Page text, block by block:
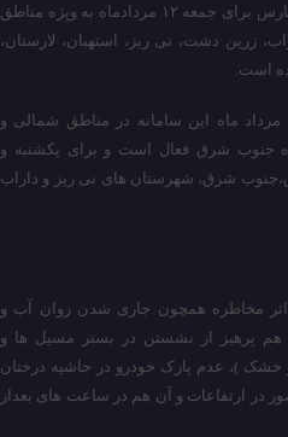
سامانه جدید بارش تابستانه در استان فارس برای جمعه ۱۲ مردادماه به ویِژه مناطق
زرین دشت، نی ریز، استهبان، لارستان،
است.
وی اضافه کرد: همچنین برای شنبه ۱۳ مرداد ماه این سامانه در مناطق شمالی و
جنوب شرق فعال است و برای یکشنبه و
مناطق شرق،‌جنوب شرق، شهرستان های نی ریز و داراب
مخاطره همچون جاری شدن روان آب و
هم پرهیز از نشستن در بستر مسیل ها و
خشک )‌، عدم پارک خودرو در حاشیه درختان
در ارتفاعات و آن هم در ساعت های بعداز